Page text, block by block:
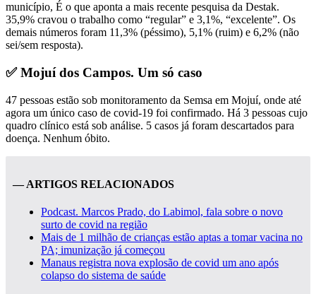
município, É o que aponta a mais recente pesquisa da Destak.
35,9% cravou o trabalho como “regular” e 3,1%, “excelente”. Os
demais números foram 11,3% (péssimo), 5,1% (ruim) e 6,2% (não
sei/sem resposta).
✅ Mojuí dos Campos. Um só caso
47 pessoas estão sob monitoramento da Semsa em Mojuí, onde até
agora um único caso de covid-19 foi confirmado. Há 3 pessoas cujo
quadro clínico está sob análise. 5 casos já foram descartados para
doença. Nenhum óbito.
— ARTIGOS RELACIONADOS
Podcast. Marcos Prado, do Labimol, fala sobre o novo
surto de covid na região
Mais de 1 milhão de crianças estão aptas a tomar vacina no
PA; imunização já começou
Manaus registra nova explosão de covid um ano após
colapso do sistema de saúde